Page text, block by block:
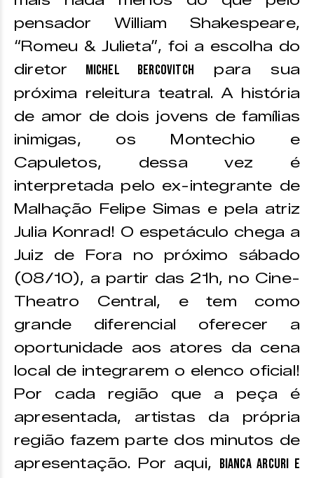
pensador William Shakespeare,
“Romeu & Julieta”, foi a escolha do
diretor Michel Bercovitch para sua
próxima releitura teatral. A história
de amor de dois jovens de famílias
inimigas, os Montechio e
Capuletos, dessa vez é
interpretada pelo ex-integrante de
Malhação Felipe Simas e pela atriz
Julia Konrad! O espetáculo chega a
Juiz de Fora no próximo sábado
(08/10), a partir das 21h, no Cine-
Theatro Central, e tem como
grande diferencial oferecer a
oportunidade aos atores da cena
local de integrarem o elenco oficial!
Por cada região que a peça é
apresentada, artistas da própria
região fazem parte dos minutos de
apresentação. Por aqui, Bianca Arcuri e